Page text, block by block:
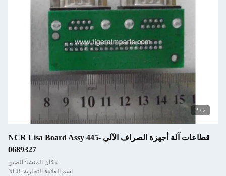
قطاعات آلة أجهزة الصراف الآلي NCR Lisa Board Assy 445-
0689327
مكان المنشأ: الصين
اسم العلامة التجارية: NCR